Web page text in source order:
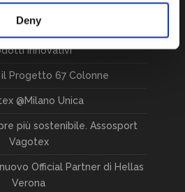
Deny
Presentazione dei Nuovi
Innovativi
Progetto 67 Colonne
@Milano Unica
più sostenibile. Assosport
Vagotex
Official Partner di Hellas
Verona